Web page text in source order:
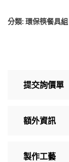
分類: 環保筷餐具組
提交詢價單
額外資訊
製作工藝